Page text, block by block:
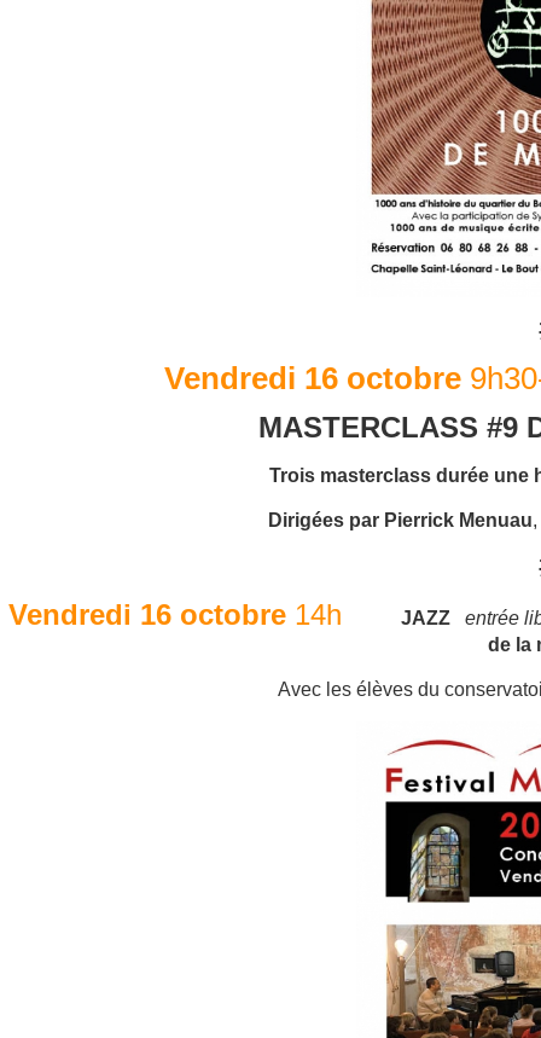
Vendredi 16 octobre
MASTERCLASS #9
Trois masterclass durée une
Dirigées par Pierrick Menuau
Vendredi 16 octobre 14h JAZZ
entrée
de la
Avec les élèves du